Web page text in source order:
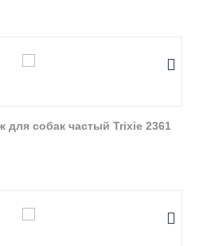
собак частый Trixie 2361